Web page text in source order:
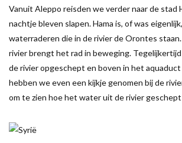
Vanuit Aleppo reisden we verder naar de stad
nachtje bleven slapen. Hama is, of was
waterraderen die in de rivier de Orontes
rivier brengt het rad in beweging.
de rivier opgeschept en boven in het
hebben we even een kijkje genomen bij de
om te zien hoe het water uit de rivier